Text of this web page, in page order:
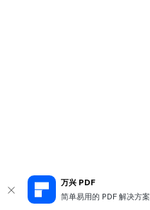
万兴 PDF
简单易用的 PDF 解决方案